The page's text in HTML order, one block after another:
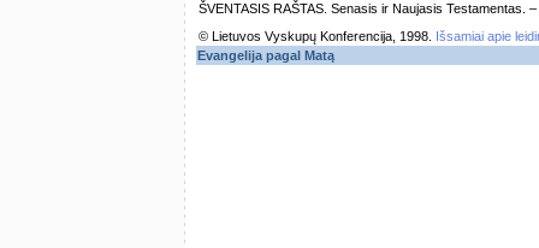
ŠVENTASIS RAŠTAS. Senasis ir Naujasis Testamentas.
© Lietuvos Vyskupų Konferencija, 1998.
Išsamiai apie
Evangelija pagal Matą